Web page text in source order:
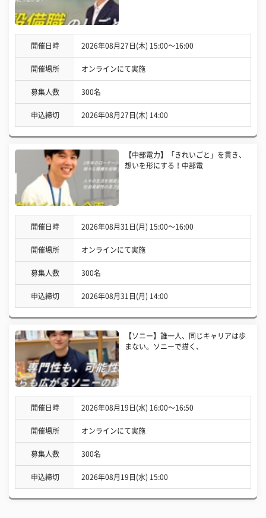
開催日時 2026年08月27日(木) 15:00〜16:00
開催場所 オンラインにて実施
募集人数 300名
申込締切 2026年08月27日(木) 14:00
【中部電力】「きれいごと」を貫き、
想いを形にする！中部電
開催日時 2026年08月31日(月) 15:00〜16:00
開催場所 オンラインにて実施
募集人数 300名
申込締切 2026年08月31日(月) 14:00
【ソニー】誰一人、同じキャリアは歩
まない。ソニーで描く、
開催日時 2026年08月19日(水) 16:00〜16:50
開催場所 オンラインにて実施
募集人数 300名
申込締切 2026年08月19日(水) 15:00